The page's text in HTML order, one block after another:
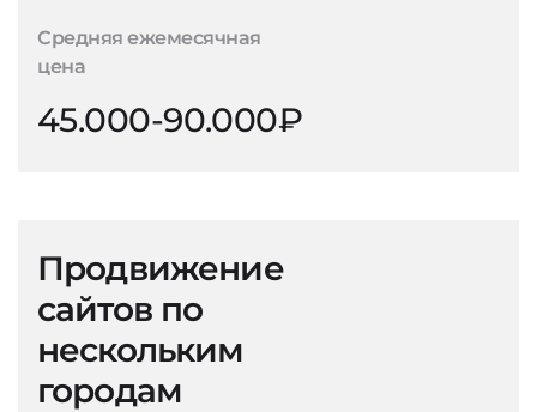
Средняя ежемесячная
цена
45.000-90.000₽
Продвижение
сайтов по
нескольким
городам